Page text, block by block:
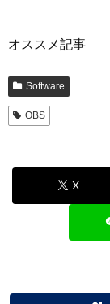
オススメ記事
Software
OBS
X